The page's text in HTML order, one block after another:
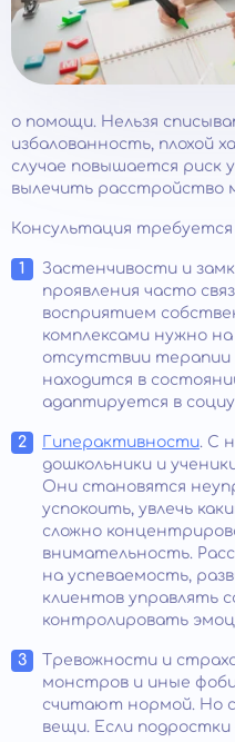
о помощи. Нельзя
избалованность, плохой
случае повышается риск
вылечить расстройство
Консультация требуется
Застенчивости и
проявления часто
восприятием
комплексами нужно
отсутствии терапии
находится в
адаптируется в
Гиперактивности. С
дошкольники и
Они становятся
успокоить, увлечь
сложно
внимательность.
на успеваемость,
клиентов управлять
контролировать
Тревожности и
монстров и иные
считают нормой. Но
вещи. Если